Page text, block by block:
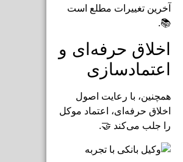
آخرین تغییرات مطلع است
📚.
اخلاق حرفه‌ای و
اعتمادسازی
همچنین، با رعایت اصول
اخلاق حرفه‌ای، اعتماد موکل
را جلب می‌کند 🤝.